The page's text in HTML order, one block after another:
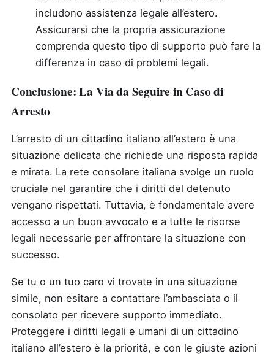
includono assistenza legale all’estero.
Assicurarsi che la propria assicurazione
comprenda questo tipo di supporto può fare la
differenza in caso di problemi legali.
Conclusione: La Via da Seguire in Caso di
Arresto
L’arresto di un cittadino italiano all’estero è una
situazione delicata che richiede una risposta rapida
e mirata. La rete consolare italiana svolge un ruolo
cruciale nel garantire che i diritti del detenuto
vengano rispettati. Tuttavia, è fondamentale avere
accesso a un buon avvocato e a tutte le risorse
legali necessarie per affrontare la situazione con
successo.
Se tu o un tuo caro vi trovate in una situazione
simile, non esitare a contattare l’ambasciata o il
consolato per ricevere supporto immediato.
Proteggere i diritti legali e umani di un cittadino
italiano all’estero è la priorità, e con le giuste azioni